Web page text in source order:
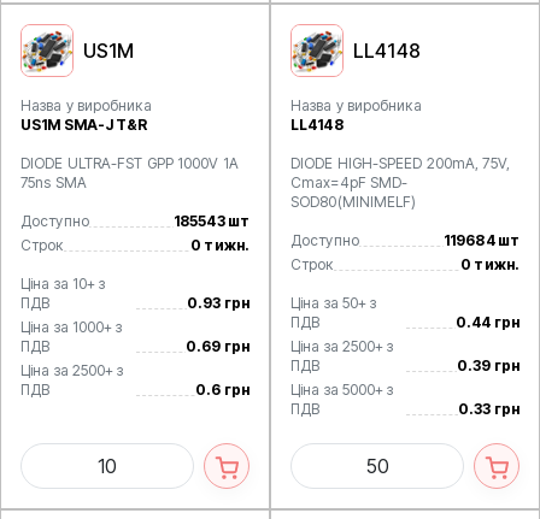
US1M
Назва у виробника
US1M SMA-J T&R
DIODE ULTRA-FST GPP 1000V 1A
75ns SMA
Доступно
185543 шт
Строк
0 тижн.
Ціна за 10+ з
ПДВ
0.93 грн
Ціна за 1000+ з
ПДВ
0.69 грн
Ціна за 2500+ з
ПДВ
0.6 грн
LL4148
Назва у виробника
LL4148
DIODE HIGH-SPEED 200mA, 75V,
Cmax=4pF SMD-
SOD80(MINIMELF)
Доступно
119684 шт
Строк
0 тижн.
Ціна за 50+ з
ПДВ
0.44 грн
Ціна за 2500+ з
ПДВ
0.39 грн
Ціна за 5000+ з
ПДВ
0.33 грн